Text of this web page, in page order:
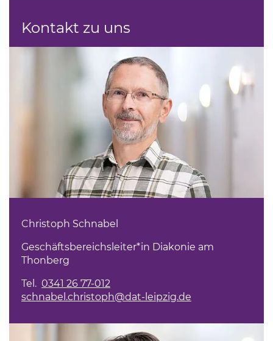
Kontakt zu uns
Christoph Schnabel
Geschäftsbereichsleiter*in Diakonie am
Thonberg
Tel. 0341 26 77-012
schnabel.christoph@dat-leipzig.de